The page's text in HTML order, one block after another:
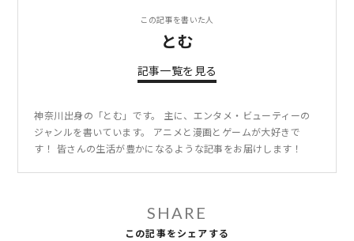
この記事を書いた人
とむ
記事一覧を見る
神奈川出身の「とむ」です。 主に、エンタメ・ビューティーの
ジャンルを書いています。 アニメと漫画とゲームが大好きで
す！ 皆さんの生活が豊かになるような記事をお届けします！
SHARE
この記事をシェアする